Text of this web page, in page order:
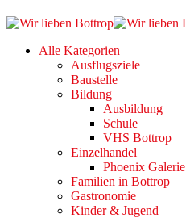
Alle Kategorien
Ausflugsziele
Baustelle
Bildung
Ausbildung
Schule
VHS Bottrop
Einzelhandel
Phoenix Galerie
Familien in Bottrop
Gastronomie
Kinder & Jugend